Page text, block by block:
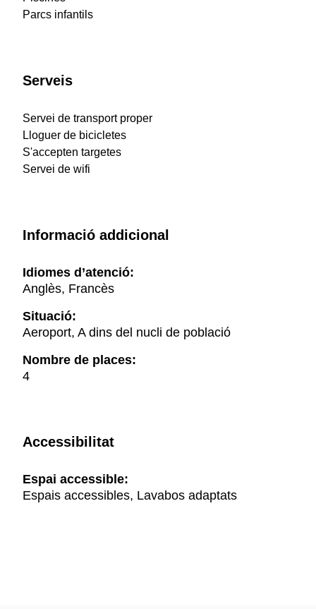
Parcs infantils
Serveis
Servei de transport proper
Lloguer de bicicletes
S'accepten targetes
Servei de wifi
Informació addicional
Idiomes d’atenció:
Anglès, Francès
Situació:
Aeroport, A dins del nucli de població
Nombre de places:
4
Accessibilitat
Espai accessible:
Espais accessibles, Lavabos adaptats